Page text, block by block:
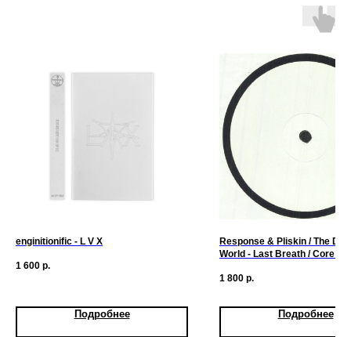
enginitionific - L V X
1 600 р.
Подробнее
Response & Pliskin / The
World - Last Breath / Core
1 800 р.
Подробнее